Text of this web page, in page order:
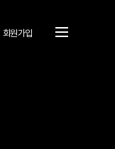
회원가입